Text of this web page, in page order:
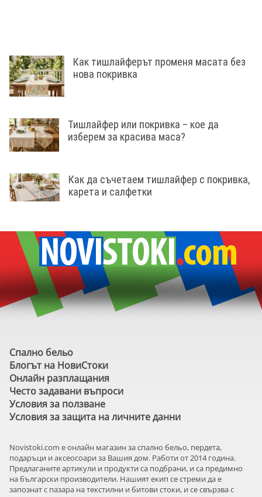
Как тишлайферът променя масата без
нова покривка
Тишлайфер или покривка – кое да
изберем за красива маса?
Как да съчетаем тишлайфер с покривка,
карета и салфетки
Спално бельо
Блогът на НовиСтоки
Онлайн разплащания
Често задавани въпроси
Условия за ползване
Условия за защита на личните данни
Novistoki.com e онлайн магазин за спално бельо, пердета,
подаръци и аксеосоари за Вашия дом. Работи от 2014 година.
Предлаганите артикули и продукти са подбрани, и са предимно
на български производители. Нашият екип се стреми да е
запознат с пазара на текстилни и битови стоки, и се свързва с